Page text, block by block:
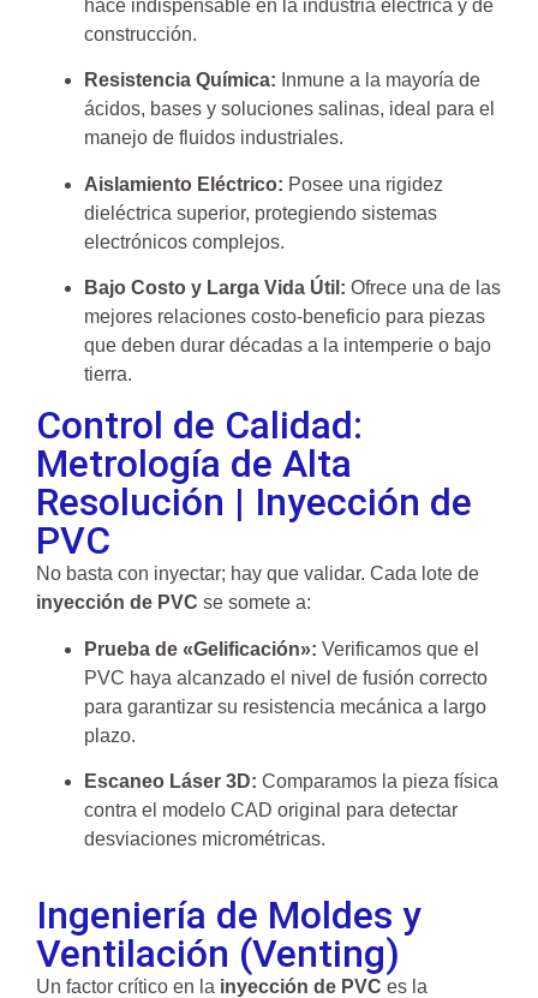
hace indispensable en la industria eléctrica y de
construcción.
Resistencia Química: Inmune a la mayoría de
ácidos, bases y soluciones salinas, ideal para el
manejo de fluidos industriales.
Aislamiento Eléctrico: Posee una rigidez
dieléctrica superior, protegiendo sistemas
electrónicos complejos.
Bajo Costo y Larga Vida Útil: Ofrece una de las
mejores relaciones costo-beneficio para piezas
que deben durar décadas a la intemperie o bajo
tierra.
Control de Calidad:
Metrología de Alta
Resolución | Inyección de
PVC
No basta con inyectar; hay que validar. Cada lote de
inyección de PVC se somete a:
Prueba de «Gelificación»: Verificamos que el
PVC haya alcanzado el nivel de fusión correcto
para garantizar su resistencia mecánica a largo
plazo.
Escaneo Láser 3D: Comparamos la pieza física
contra el modelo CAD original para detectar
desviaciones micrométricas.
Ingeniería de Moldes y
Ventilación (Venting)
Un factor crítico en la inyección de PVC es la